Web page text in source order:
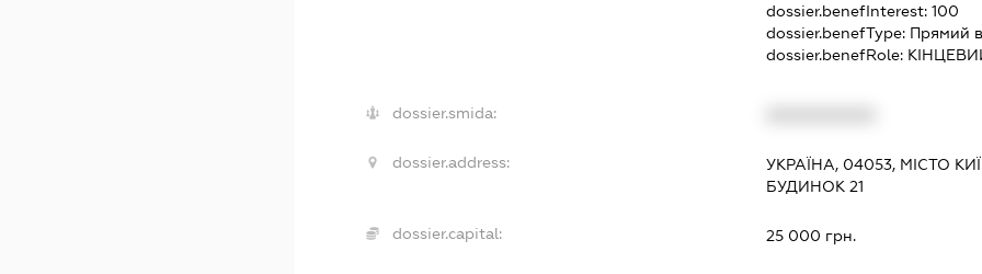
dossier.benefInterest: 100
dossier.benefType: Прямий
dossier.benefRole:
dossier.smida:
dossier.address:
УКРАЇНА, 04053, МІСТО
БУДИНОК 21
dossier.capital: 25 000 грн.